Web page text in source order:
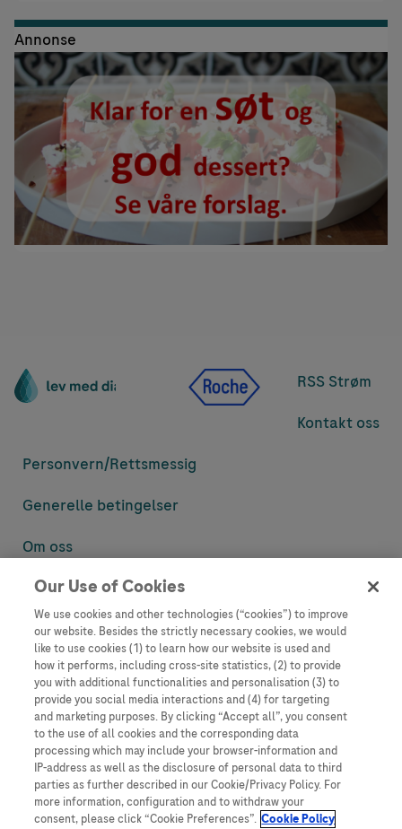
Annonse
RSS Strøm
Kontakt oss
Personvern/Rettsmessig
Generelle betingelser
Om oss
Denne nettsiden inneholder informasjon som er målsatt til en stor
informasjon som ellers ikke er tilgjengelig eller gyldig i ditt land.
Vennligst vær oppmerksom på at vi ikke tar noe ansvar for tilgang til
informasjon som muligens ikke er i samsvar med noen gyldig juridisk
prosess, regulering, registrering eller bruk i bostedslandet ditt.
Roche har ikke alltid mulighet til å kvalitetssikre andres innlegg, men
vil fjerne villedende eller upassende innlegg så langt det lar seg gjøre.
Vi har ikke ansvar for innhold på eksterne nettsider som det lenkes til.
Kopiering av materiale fra dette nettstedet for bruk annet sted er ikke
tillatt uten avtale. Nettstedet selger plass til annonsører, og slikt
innhold er merket.
Dette nettstedet er ikke beregnet for å rapportere bivirkninger eller
Our Use of Cookies
We use cookies and other technologies (“cookies”) to improve
our website. Besides the strictly necessary cookies, we would
like to use cookies (1) to learn how our website is used and
how it performs, including cross-site statistics, (2) to provide
you with additional functionalities and personalisation (3) to
provide you social media interactions and (4) for targeting
and marketing purposes. By clicking “Accept all”, you consent
to the use of all cookies and the corresponding data
processing which may include your browser-information and
IP-address as well as the disclosure of personal data to third
parties as further described in our Cookie/Privacy Policy. For
more information, configuration and to withdraw your
consent, please click “Cookie Preferences”. Cookie Policy